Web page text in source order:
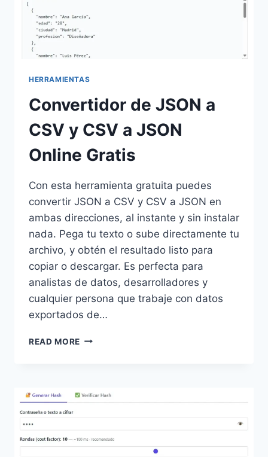
HERRAMIENTAS
Convertidor de JSON a
CSV y CSV a JSON
Online Gratis
Con esta herramienta gratuita puedes
convertir JSON a CSV y CSV a JSON en
ambas direcciones, al instante y sin instalar
nada. Pega tu texto o sube directamente tu
archivo, y obtén el resultado listo para
copiar o descargar. Es perfecta para
analistas de datos, desarrolladores y
cualquier persona que trabaje con datos
exportados de…
READ MORE CONVERTIDOR
Y
JSON